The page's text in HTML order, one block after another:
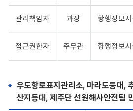
관리책임자 과장 항행정보
접근권한자 주무관 항행정보
우도항로표지관리소, 마라도등대,
산지등대, 제주단 선원해사안전팀